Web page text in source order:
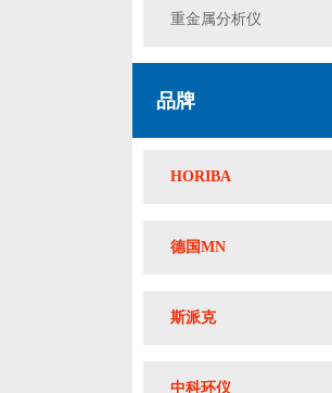
重金属分析仪
品牌
HORIBA
德国MN
斯派克
中科环仪